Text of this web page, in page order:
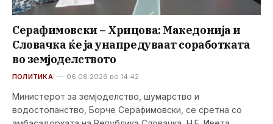
Серафимовски – Хрицова: Македонија и
Словачка ќе ја унапредуваат соработката
во земјоделството
ПОЛИТИКА 06.08.2026 во 14:42
Министерот за земјоделство, шумарство и
водостопанство, Борче Серафимовски, се сретна со